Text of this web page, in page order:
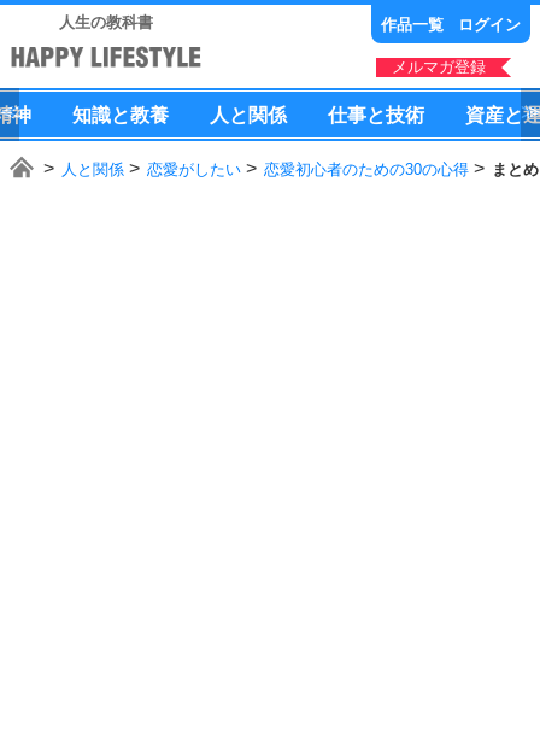
人生の教科書 作品一覧 ログイン
メルマガ登録
神 知識と教養 人 と 関係 仕事と技術 資産と
人と関係 恋愛がしたい 恋愛初心者のための30の心得 まとめ